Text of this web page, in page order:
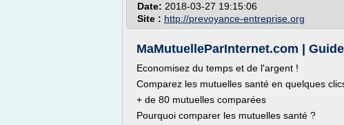
Date: 2018-03-27 19:15:06
Site : http://prevoyance-entreprise.org
MaMutuelleParInternet.com |
Economisez du temps et de l'argent !
Comparez les mutuelles santé en quelques
+ de 80 mutuelles comparées
Pourquoi comparer les mutuelles santé ?